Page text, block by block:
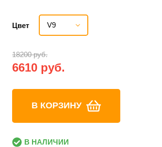
Цвет V9
18200 руб.
6610 руб.
В КОРЗИНУ
В НАЛИЧИИ